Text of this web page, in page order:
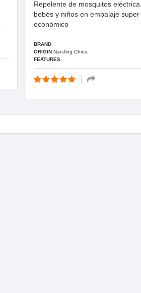
Repelente de mosquitos
bebés y niños en embalaje super
económico
BRAND
ORIGIN NanJing China
FEATURES